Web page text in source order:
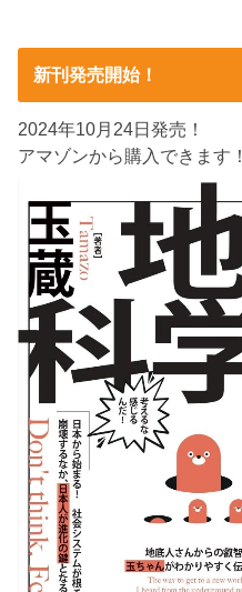
新刊発売開始！
2024年10月24日発売！
アマゾンから購入できます！